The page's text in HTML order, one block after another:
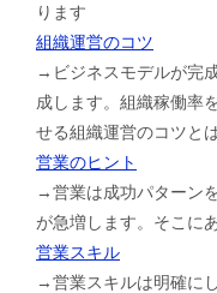
ります
組織運営のコツ
→ビジネスモデルが完
成します。組織稼働率
せる組織運営のコツと
営業のヒント
→営業は成功パターン
が急増します。そこに
営業スキル
→営業スキルは明確に